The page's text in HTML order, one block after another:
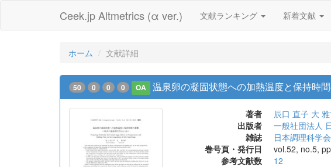
Ceek.jp Altmetrics (α ver.) 文献ランキング 新着文献
ホーム 文献詳細
50 0 0 0 OA 温泉卵の凝固状態への加熱温度と保持
著者 辰口 直子 大
出版者
一般社団法人
雑誌
日本調理科学
巻号頁・発行日
vol.52, no.5,
参考文献数
12